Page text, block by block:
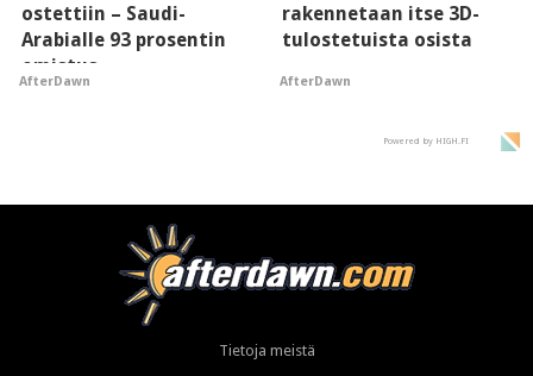
ostettiin – Saudi-
Arabialle 93 prosentin
omistus
AfterDawn
rakennetaan itse 3D-
tulostetuista osista
AfterDawn
Powered by HIGH.FI
Tietoja meistä